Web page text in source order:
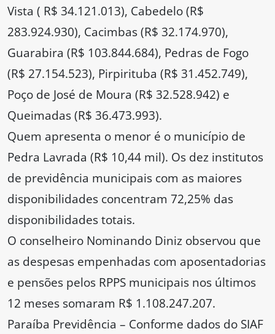
Vista ( R$ 34.121.013), Cabedelo (R$
283.924.930), Cacimbas (R$ 32.174.970),
Guarabira (R$ 103.844.684), Pedras de Fogo
(R$ 27.154.523), Pirpirituba (R$ 31.452.749),
Poço de José de Moura (R$ 32.528.942) e
Queimadas (R$ 36.473.993).
Quem apresenta o menor é o município de
Pedra Lavrada (R$ 10,44 mil). Os dez institutos
de previdência municipais com as maiores
disponibilidades concentram 72,25% das
disponibilidades totais.
O conselheiro Nominando Diniz observou que
as despesas empenhadas com aposentadorias
e pensões pelos RPPS municipais nos últimos
12 meses somaram R$ 1.108.247.207.
Paraíba Previdência – Conforme dados do SIAF